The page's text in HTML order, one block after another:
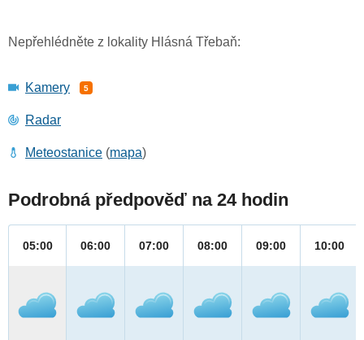
Nepřehlédněte z lokality Hlásná Třebaň:
Kamery 5
Radar
Meteostanice (mapa)
Podrobná předpověď na 24 hodin
05:00 06:00 07:00 08:00 09:00 10:00